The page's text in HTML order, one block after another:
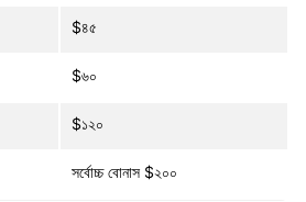
$৪৫
$৬০
$১২০
সর্বোচ্চ বোনাস $২০০